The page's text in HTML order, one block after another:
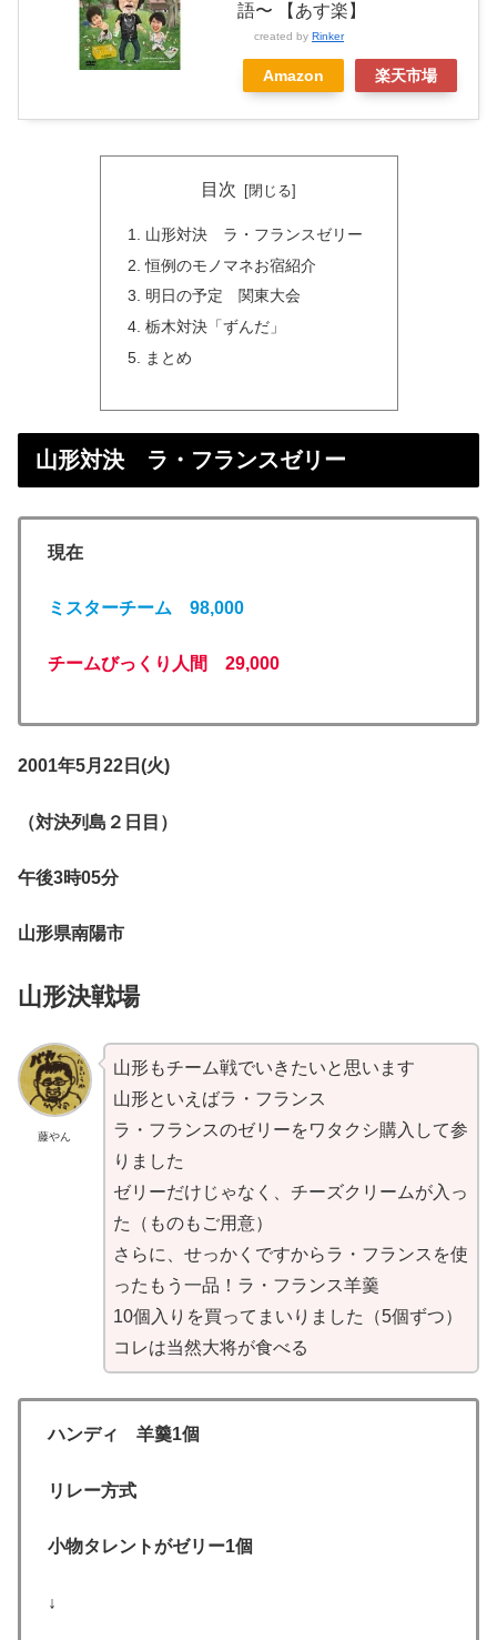
語〜 【あす楽】
created by Rinker
Amazon 楽天市場
目次
山形対決 ラ・フランスゼリー
恒例のモノマネお宿紹介
明日の予定 関東大会
栃木対決「ずんだ」
まとめ
山形対決 ラ・フランスゼリー
現在
ミスターチーム 98,000
チームびっくり人間 29,000
2001年5月22日(火)
（対決列島２日目）
午後3時05分
山形県南陽市
山形決戦場
藤やん
山形もチーム戦でいきたいと思います
山形といえばラ・フランス
ラ・フランスのゼリーをワタクシ購入して参
りました
ゼリーだけじゃなく、チーズクリームが入っ
た（ものもご用意）
さらに、せっかくですからラ・フランスを使
ったもう一品！ラ・フランス羊羹
10個入りを買ってまいりました（5個ずつ）
コレは当然大将が食べる
ハンディ 羊羹1個
リレー方式
小物タレントがゼリー1個
↓